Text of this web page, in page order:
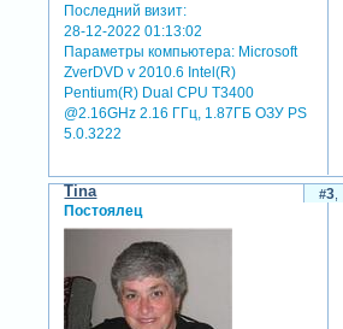
Последний визит:
28-12-2022 01:13:02
Параметры компьютера: Microsoft
ZverDVD v 2010.6 Intel(R)
Pentium(R) Dual CPU T3400
@2.16GHz 2.16 ГГц, 1.87ГБ OЗУ PS
5.0.3222
3
Tina
Постоялец